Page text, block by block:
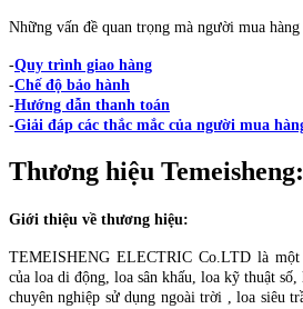
Những vấn đề quan trọng mà người mua hàng
-Quy trình giao hàng
-Chế độ bảo hành
-Hướng dẫn thanh toán
-Giải đáp các thắc mắc của người mua
Thương hiệu Temeisheng:
Giới thiệu về thương hiệu:
TEMEISHENG ELECTRIC Co.LTD là một
của loa di động, loa sân khấu, loa kỹ thuật
chuyên nghiệp sử dụng ngoài trời , loa siêu